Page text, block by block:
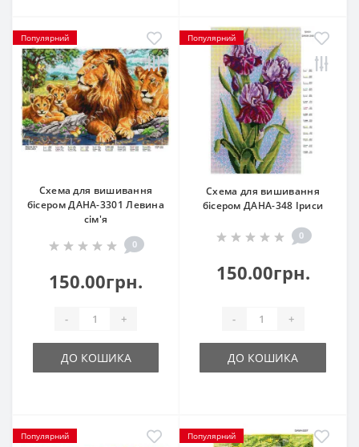
Популярний
Схема для вишивання
бісером ДАНА-3301 Левина
сім'я
0
150.00грн.
- +
ДО КОШИКА
Популярний
Схема для вишивання
бісером ДАНА-348 Іриси
0
150.00грн.
- +
ДО КОШИКА
Популярний Популярний